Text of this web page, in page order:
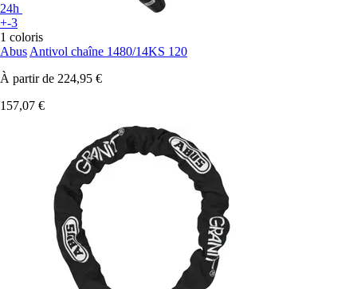
24h
+-3
1 coloris
Abus Antivol chaîne 1480/14KS 120
À partir de 224,95 €
157,07 €